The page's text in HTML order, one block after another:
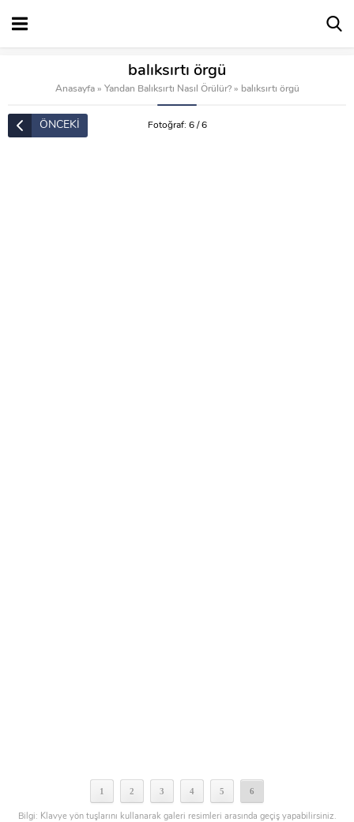
balıksırtı örgü
Anasayfa » Yandan Balıksırtı Nasıl Örülür? » balıksırtı örgü
ÖNCEKİ Fotoğraf: 6 / 6
1 2 3 4 5 6
Bilgi: Klavye yön tuşlarını kullanarak galeri resimleri arasında geçiş yapabilirsiniz.